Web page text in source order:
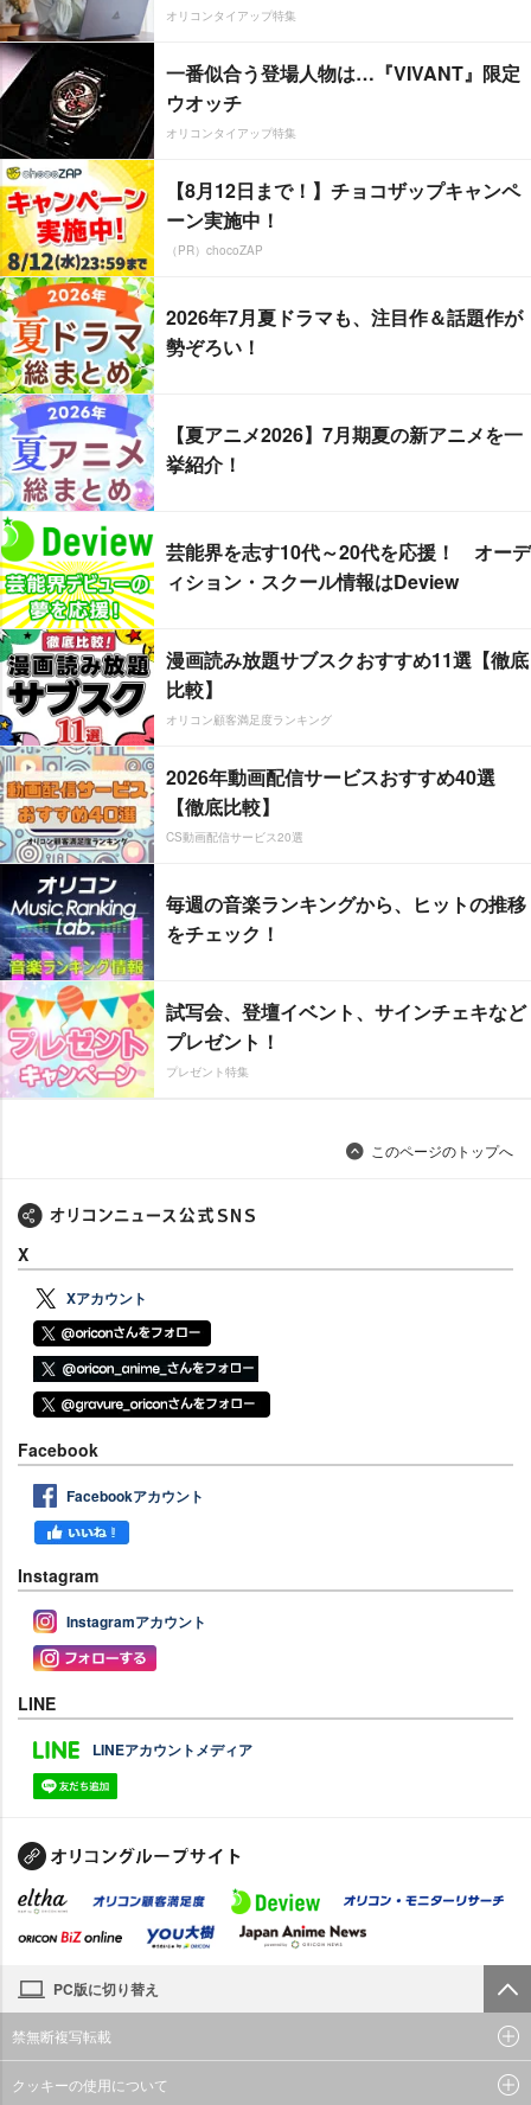
オリコンタイアップ特集
一番似合う登場人物は…『VIVANT』限定
ウオッチ
オリコンタイアップ特集
【8月12日まで！】チョコザップキャンペ
ーン実施中！
（PR）chocoZAP
2026年7月夏ドラマも、注目作＆話題作が
勢ぞろい！
【夏アニメ2026】7月期夏の新アニメを一
挙紹介！
芸能界を志す10代～20代を応援！ オーデ
ィション・スクール情報はDeview
漫画読み放題サブスクおすすめ11選【徹底
比較】
オリコン顧客満足度ランキング
2026年動画配信サービスおすすめ40選
【徹底比較】
CS動画配信サービス20選
毎週の音楽ランキングから、ヒットの推移
をチェック！
試写会、登壇イベント、サインチェキなど
プレゼント！
プレゼント特集
このページのトップへ
X
Xアカウント
Facebook
Facebookアカウント
Instagram
Instagramアカウント
LINE
LINEアカウントメディア
PC版に切り替え
禁無断複写転載
クッキーの使用について